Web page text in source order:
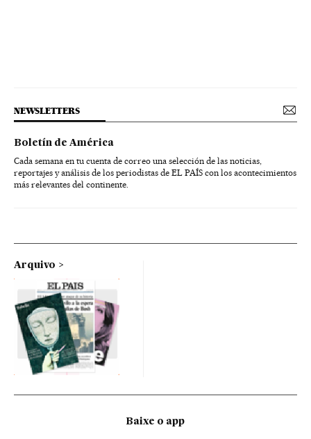
NEWSLETTERS
Boletín de América
Cada semana en tu cuenta de correo una selección de las noticias,
reportajes y análisis de los periodistas de EL PAÍS con los acontecimientos
más relevantes del continente.
Arquivo
Baixe o app